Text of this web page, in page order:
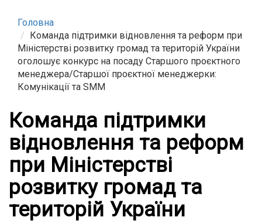
Головна
Команда підтримки відновлення та реформ при
Міністерстві розвитку громад та територій України
оголошує конкурс на посаду Старшого проєктного
менеджера/Старшої проєктної менеджерки:
Комунікації та SMM
Команда підтримки
відновлення та реформ
при Міністерстві
розвитку громад та
територій України